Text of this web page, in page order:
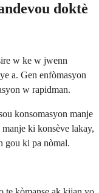
doktè
w ke w jwenn
a. Gen enfòmasyon
w rapidman.
konsomasyon manje
ki konsève lakay,
gou ki pa nòmal.